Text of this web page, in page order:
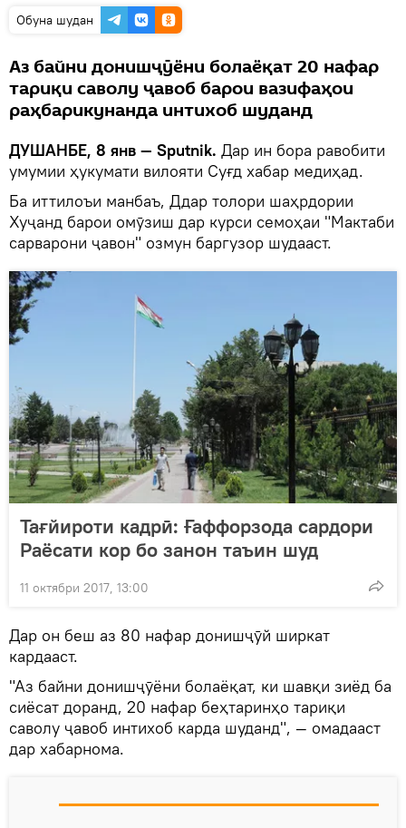
Обуна шудан
Аз байни донишҷӯёни болаёқат 20 нафар
тариқи саволу ҷавоб барои вазифаҳои
раҳбарикунанда интихоб шуданд
ДУШАНБЕ, 8 янв — Sputnik. Дар ин бора равобити
умумии ҳукумати вилояти Суғд хабар медиҳад.
Ба иттилоъи манбаъ, Ддар толори шаҳрдории
Хуҷанд барои омӯзиш дар курси семоҳаи "Мактаби
сарварони ҷавон" озмун баргузор шудааст.
Тағйироти кадрӣ: Ғаффорзода сардори
Раёсати кор бо занон таъин шуд
11 октябри 2017, 13:00
Дар он беш аз 80 нафар донишҷӯй ширкат
кардааст.
"Аз байни донишҷӯёни болаёқат, ки шавқи зиёд ба
сиёсат доранд, 20 нафар беҳтаринҳо тариқи
саволу ҷавоб интихоб карда шуданд", — омадааст
дар хабарнома.